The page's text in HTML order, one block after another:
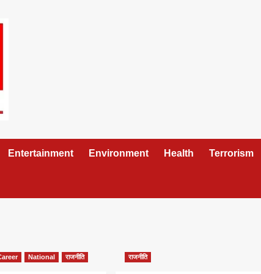
Entertainment Environment Health Terrorism
National राजनीति राजनीति